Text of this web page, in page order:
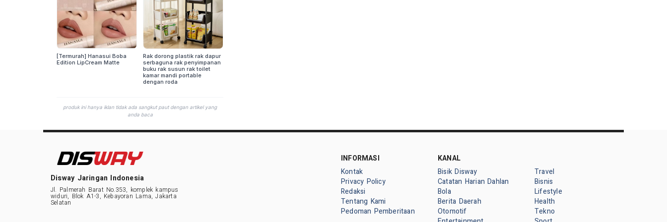
Disway Jaringan Indonesia
Jl. Palmerah Barat No.353, komplek kampus
widuri, Blok A1-3, Kebayoran Lama, Jakarta
Selatan
INFORMASI
Kontak
Privacy Policy
Redaksi
Tentang Kami
Pedoman Pemberitaan
KANAL
Bisik Disway
Catatan Harian Dahlan
Bola
Berita Daerah
Otomotif
Travel
Bisnis
Lifestyle
Health
Tekno